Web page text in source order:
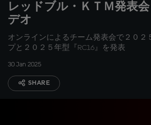
レッドブル・ＫＴＭ発表
デオ
オンラインによるチーム発表会で２０２
プと２０２５年型『RC16』を発表
30 Jan 2025
SHARE